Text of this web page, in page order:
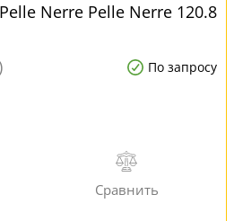
Nerre Pelle Nerre 120.8
По запросу